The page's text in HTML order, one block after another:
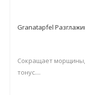
Granatapfel
Сокращает
тонус....